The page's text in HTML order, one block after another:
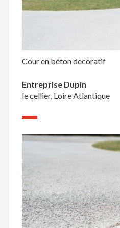
Cour en béton decoratif
Entreprise Dupin
le cellier, Loire Atlantique